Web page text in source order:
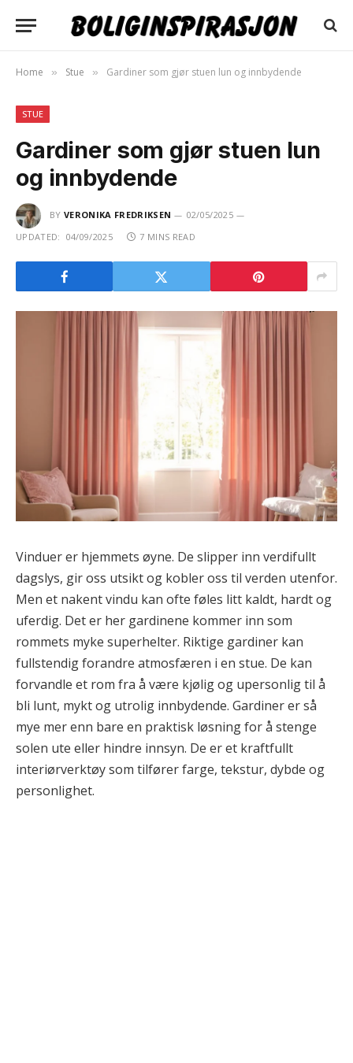
Home » Stue » Gardiner som gjør stuen lun og innbydende
STUE
Gardiner som gjør stuen lun
og innbydende
BY VERONIKA FREDRIKSEN
02/05/2025
UPDATED: 04/09/2025 7 MINS READ
Vinduer er hjemmets øyne. De slipper inn verdifullt
dagslys, gir oss utsikt og kobler oss til verden utenfor.
Men et nakent vindu kan ofte føles litt kaldt, hardt og
uferdig. Det er her gardinene kommer inn som
rommets myke superhelter. Riktige gardiner kan
fullstendig forandre atmosfæren i en stue. De kan
forvandle et rom fra å være kjølig og upersonlig til å
bli lunt, mykt og utrolig innbydende. Gardiner er så
mye mer enn bare en praktisk løsning for å stenge
solen ute eller hindre innsyn. De er et kraftfullt
interiørverktøy som tilfører farge, tekstur, dybde og
personlighet.